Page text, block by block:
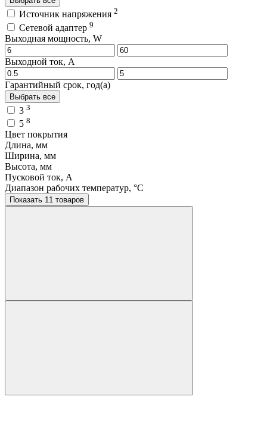
Источник напряжения 2
Сетевой адаптер 9
Выходная мощность, W
Выходной ток, A
Гарантийный срок, год(а)
Выбрать все
3 3
5 8
Цвет покрытия
Длина, мм
Ширина, мм
Высота, мм
Пусковой ток, A
Диапазон рабочих температур, °C
Показать 11 товаров